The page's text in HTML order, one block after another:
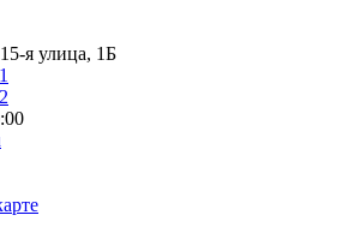
я улица, 1Б